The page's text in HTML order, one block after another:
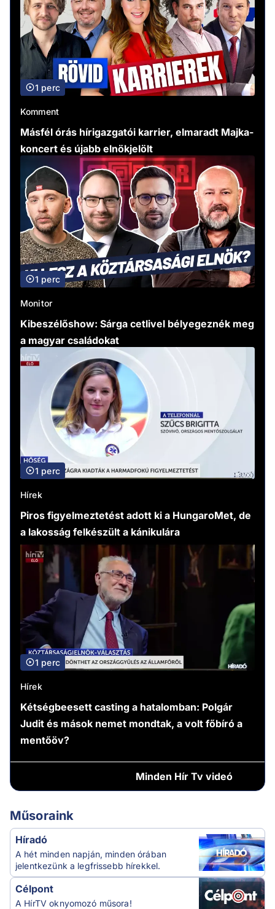
1 perc
Komment
Másfél órás hírigazgatói karrier, elmaradt Majka-
koncert és újabb elnökjelölt
1 perc
Monitor
Kibeszélőshow: Sárga cetlivel bélyegeznék meg
a magyar családokat
1 perc
Hírek
Piros figyelmeztetést adott ki a HungaroMet, de
a lakosság felkészült a kánikulára
1 perc
Hírek
Kétségbeesett casting a hatalomban: Polgár
Judit és mások nemet mondtak, a volt főbíró a
mentőöv?
Minden Hír Tv videó
Műsoraink
Híradó
A hét minden napján, minden órában
jelentkezünk a legfrissebb hírekkel.
Célpont
A HírTV oknyomozó műsora!